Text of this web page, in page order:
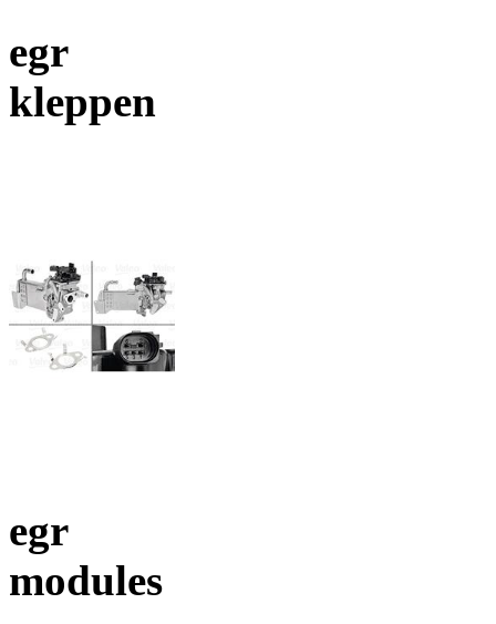
egr
kleppen
egr
modules